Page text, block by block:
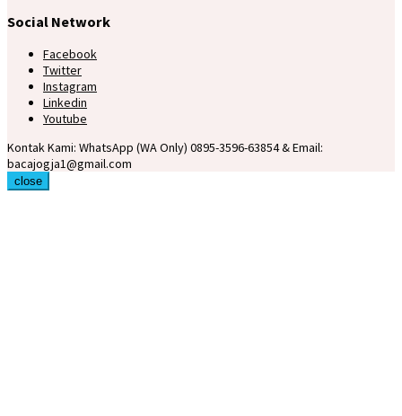
Social Network
Facebook
Twitter
Instagram
Linkedin
Youtube
Kontak Kami: WhatsApp (WA Only) 0895-3596-63854 & Email:
bacajogja1@gmail.com
close